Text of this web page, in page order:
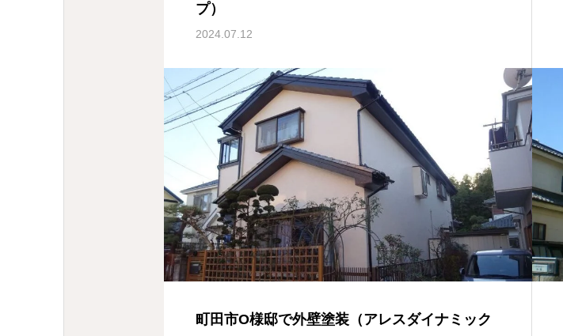
プ）
2024.07.12
町田市O様邸で外壁塗装（アレスダイナミック